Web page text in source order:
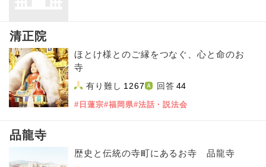
清正院
ほとけ様とのご縁をつなぐ、心と命のお
寺
有り難し 1267 回答 44
#日蓮宗#福岡県#法話・説法会
品龍寺
歴史と伝統の寺町にあるお寺 品龍寺